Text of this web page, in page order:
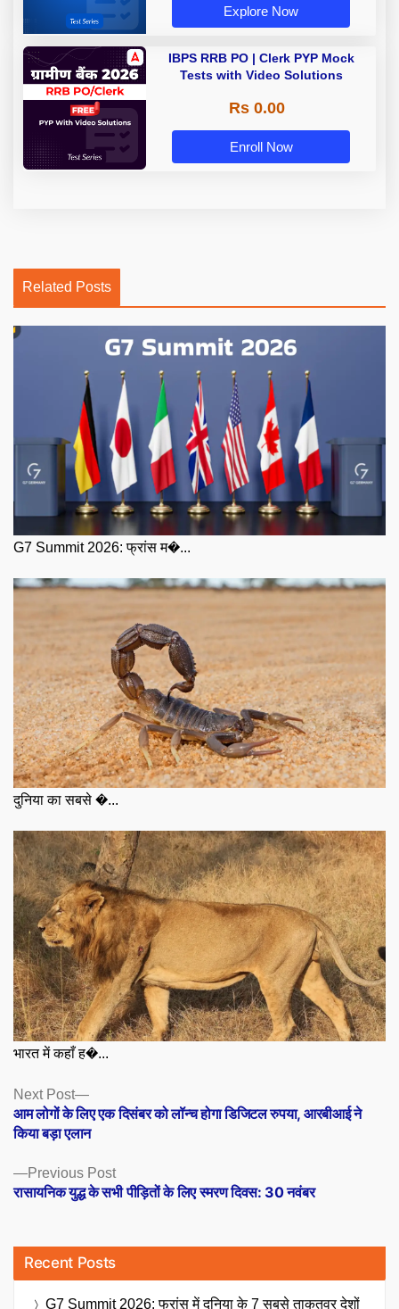
Explore Now
IBPS RRB PO | Clerk PYP Mock
Tests with Video Solutions
Rs 0.00
Enroll Now
Related Posts
G7 Summit 2026: फ्रांस म�...
दुनिया का सबसे �...
भारत में कहाँ ह�...
Posts
navigation
Previous PostPrevious
post:
रासायनिक युद्ध के सभी पीड़ितों के लिए स्मरण दिवस: 30 नवंबर
Next Post
Next
post:
आम लोगों के लिए एक दिसंबर को लॉन्च होगा डिजिटल रुपया, आरबीआई ने
किया बड़ा एलान
Recent Posts
G7 Summit 2026: फ्रांस में दुनिया के 7 सबसे ताकतवर देशों